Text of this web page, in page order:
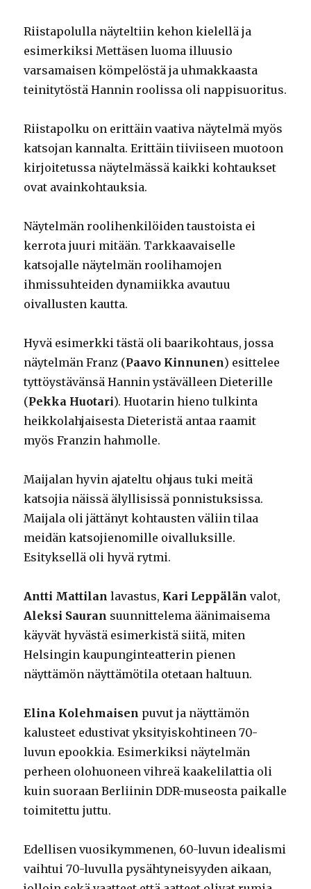
Riistapolulla näyteltiin kehon kielellä ja
esimerkiksi Mettäsen luoma illuusio
varsamaisen kömpelöstä ja uhmakkaasta
teinitytöstä Hannin roolissa oli nappisuoritus.
Riistapolku on erittäin vaativa näytelmä myös
katsojan kannalta. Erittäin tiiviiseen muotoon
kirjoitetussa näytelmässä kaikki kohtaukset
ovat avainkohtauksia.
Näytelmän roolihenkilöiden taustoista ei
kerrota juuri mitään. Tarkkaavaiselle
katsojalle näytelmän roolihamojen
ihmissuhteiden dynamiikka avautuu
oivallusten kautta.
Hyvä esimerkki tästä oli baarikohtaus, jossa
näytelmän Franz (Paavo Kinnunen) esittelee
tyttöystävänsä Hannin ystävälleen Dieterille
(Pekka Huotari). Huotarin hieno tulkinta
heikkolahjaisesta Dieteristä antaa raamit
myös Franzin hahmolle.
Maijalan hyvin ajateltu ohjaus tuki meitä
katsojia näissä älyllisissä ponnistuksissa.
Maijala oli jättänyt kohtausten väliin tilaa
meidän katsojienomille oivalluksille.
Esityksellä oli hyvä rytmi.
Antti Mattilan lavastus, Kari Leppälän valot,
Aleksi Sauran suunnittelema äänimaisema
käyvät hyvästä esimerkistä siitä, miten
Helsingin kaupunginteatterin pienen
näyttämön näyttämötila otetaan haltuun.
Elina Kolehmaisen puvut ja näyttämön
kalusteet edustivat yksityiskohtineen 70-
luvun epookkia. Esimerkiksi näytelmän
perheen olohuoneen vihreä kaakelilattia oli
kuin suoraan Berliinin DDR-museosta paikalle
toimitettu juttu.
Edellisen vuosikymmenen, 60-luvun idealismi
vaihtui 70-luvulla pysähtyneisyyden aikaan,